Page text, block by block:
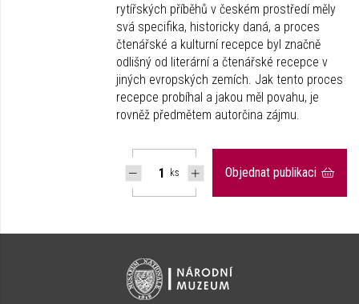
rytířských příběhů v českém prostředí měly
svá specifika, historicky daná, a proces
čtenářské a kulturní recepce byl značně
odlišný od literární a čtenářské recepce v
jiných evropských zemích. Jak tento proces
recepce probíhal a jakou měl povahu, je
rovněž předmětem autorčina zájmu.
ks Objednat publikaci